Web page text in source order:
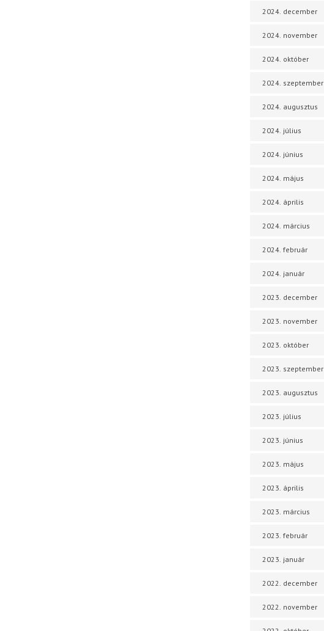
2024. december
2024. november
2024. október
2024. szeptember
2024. augusztus
2024. július
2024. június
2024. május
2024. április
2024. március
2024. február
2024. január
2023. december
2023. november
2023. október
2023. szeptember
2023. augusztus
2023. július
2023. június
2023. május
2023. április
2023. március
2023. február
2023. január
2022. december
2022. november